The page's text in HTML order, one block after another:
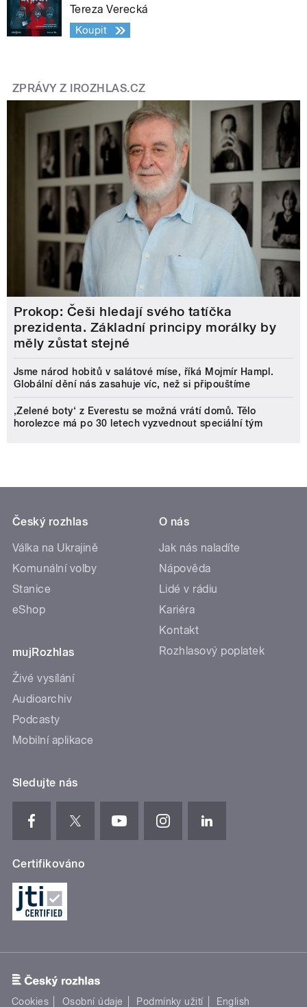
Tereza Verecká
Koupit
ZPRÁVY Z IROZHLAS.CZ
Prokop: Češi hledají svého tatíčka
prezidenta. Základní principy morálky by
měly zůstat stejné
Jsme národ hobitů v salátové míse, říká Mojmír Hampl.
Globální dění nás zasahuje víc, než si připouštíme
‚Zelené boty‘ z Everestu se možná vrátí domů. Tělo
horolezce má po 30 letech vyzvednout speciální tým
Český rozhlas
Válka na Ukrajině
Komunální volby
Stanice
eShop
mujRozhlas
Živé vysílání
Audioarchiv
Podcasty
Mobilní aplikace
O nás
Jak nás naladíte
Nápověda
Lidé v rádiu
Kariéra
Kontakt
Rozhlasový poplatek
Sledujte nás
Certifikováno
Cookies Osobní údaje Podmínky užití English